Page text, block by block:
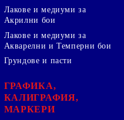
Лакове и медиуми за
Акрилни бои
Лакове и медиуми за
Акварелни и Темперни бои
Грундове и пасти
ГРАФИКА,
КАЛИГРАФИЯ,
МАРКЕРИ